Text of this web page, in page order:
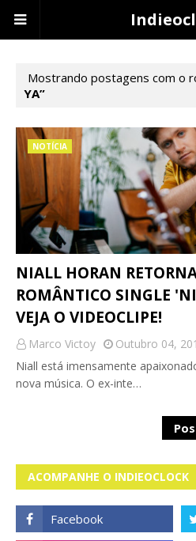
Mostrando postagens com o
YA
NOTÍCIA
NIALL HORAN
ROMÂNTICO SINGLE
VEJA O VIDEOCLIPE!
Marco Victoy
Outubro 04,
Niall está imensamente
nova música. O ex-inte…
ACOMPANHE O INDIEOCLOCK